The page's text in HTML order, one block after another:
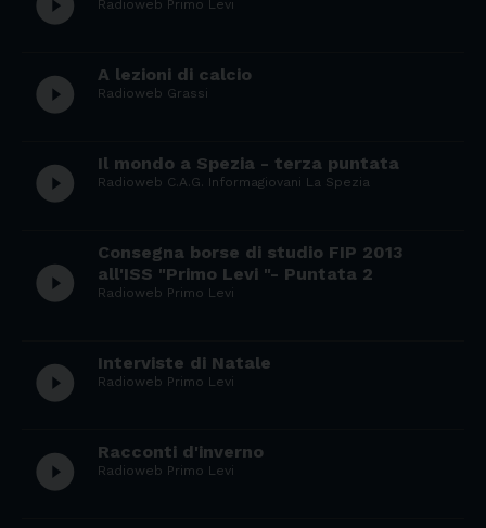
Radioweb Primo Levi
play_circle_filled A lezioni di calcio
Radioweb Grassi
play_circle_filled Il mondo a Spezia - terza puntata
Radioweb C.A.G. Informagiovani La Spezia
play_circle_filled
Consegna borse di studio FIP 2013
all'ISS "Primo Levi "- Puntata 2
Radioweb Primo Levi
play_circle_filled Interviste di Natale
Radioweb Primo Levi
play_circle_filled Racconti d'inverno
Radioweb Primo Levi